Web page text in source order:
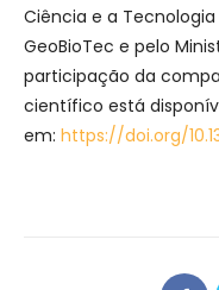
Ciência e a Tecnologia
GeoBioTec e pelo
participação da
científico está
em: https://doi.org/